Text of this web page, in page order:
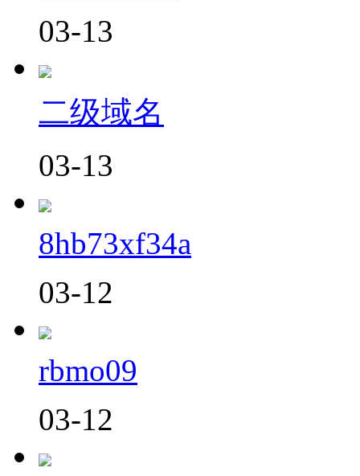
03-13
二级域名
03-13
8hb73xf34a
03-12
rbmo09
03-12